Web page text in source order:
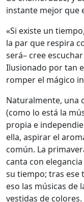
instante mejor que
«Si existe un
la par que respira
será– cree
Ilusionado por tan
romper el mágico
Naturalmente, una
(como lo está la
propia e
ella, aspirar el
común. La
canta con
su tiempo; tras ese
eso las músicas de
vestidas de colores.